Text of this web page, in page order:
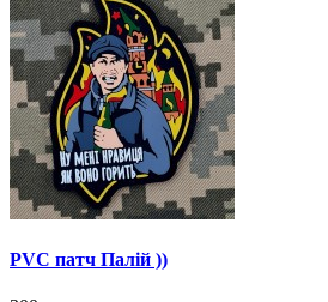
PVC патч Палій ))